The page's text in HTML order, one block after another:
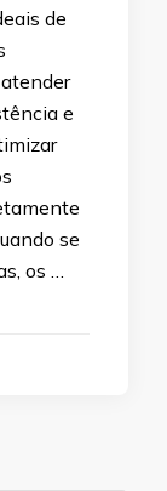
de
e
se
os …